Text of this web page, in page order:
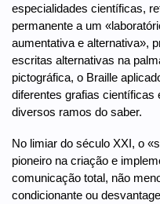
especialidades científicas,
permanente a um
aumentativa e alternativa»,
escritas alternativas na
pictográfica, o Braille
diferentes grafias científicas
diversos ramos do saber.
No limiar do século XXI, o
pioneiro na criação e
comunicação total, não
condicionante ou